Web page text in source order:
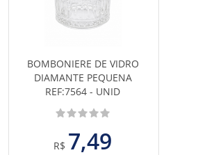
BOMBONIERE DE VIDRO
DIAMANTE PEQUENA
REF:7564 - UNID
R$ 7,49